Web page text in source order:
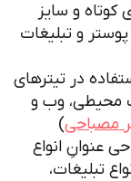
و سایز
و تبلیغات
در تیترهای
محیطی، وب و
مصباحی)
عنوانِ انواع
تبلیغات،